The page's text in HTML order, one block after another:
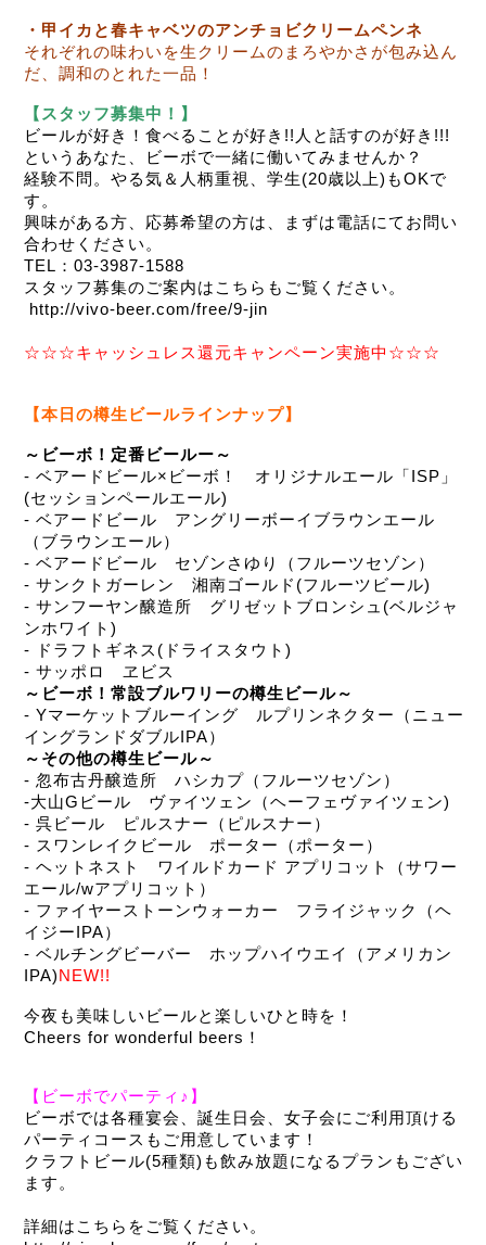
・甲イカと春キャベツのアンチョビクリームペンネ
それぞれの味わいを生クリームのまろやかさが包み込ん
だ、調和のとれた一品！
【スタッフ募集中！】
ビールが好き！食べることが好き!!人と話すのが好き!!!
というあなた、ビーボで一緒に働いてみませんか？
経験不問。やる気＆人柄重視、学生(20歳以上)もOKで
す。
興味がある方、応募希望の方は、まずは電話にてお問い
合わせください。
TEL：03-3987-1588
スタッフ募集のご案内はこちらもご覧ください。
http://vivo-beer.com/free/9-jin
☆☆☆キャッシュレス還元キャンペーン実施中☆☆☆
【本日の樽生ビールラインナップ】
～ビーボ！定番ビールー～
- ベアードビール×ビーボ！　オリジナルエール「ISP」
(セッションペールエール)
- ベアードビール　アングリーボーイブラウンエール
（ブラウンエール）
- ベアードビール　セゾンさゆり（フルーツセゾン）
- サンクトガーレン　湘南ゴールド(フルーツビール)
- サンフーヤン醸造所　グリゼットブロンシュ(ベルジャ
ンホワイト)
- ドラフトギネス(ドライスタウト)
- サッポロ　ヱビス
～ビーボ！常設ブルワリーの樽生ビール～
- Yマーケットブルーイング　ルプリンネクター（ニュー
イングランドダブルIPA）
～その他の樽生ビール～
- 忽布古丹醸造所　ハシカプ（フルーツセゾン）
-大山Gビール　ヴァイツェン（ヘーフェヴァイツェン)
- 呉ビール　ピルスナー（ピルスナー）
- スワンレイクビール　ポーター（ポーター）
- ヘットネスト　ワイルドカード アプリコット（サワー
エール/wアプリコット）
- ファイヤーストーンウォーカー　フライジャック（ヘ
イジーIPA）
- ベルチングビーバー　ホップハイウエイ（アメリカン
IPA) NEW!!
今夜も美味しいビールと楽しいひと時を！
Cheers for wonderful beers！
【ビーボでパーティ♪】
ビーボでは各種宴会、誕生日会、女子会にご利用頂ける
パーティコースもご用意しています！
クラフトビール(5種類)も飲み放題になるプランもござい
ます。
詳細はこちらをご覧ください。